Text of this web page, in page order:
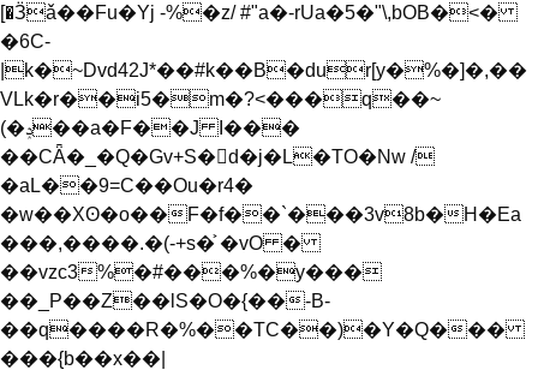
[�Ӟǎ��Fu�Yj -%�z/ #"a�-rUa�5�"\,bOB�<�
�6C-
|k�~Dvd42J*��#k��B�dur[y�%�]�,��
VLk�r��i5�m�?<���q��~
(�ݚ��a�F��J I���
��CǞ�_�Q�Gv+S�񙏊d�j�L�TO�Nw /
�aL��9=C��Ou�r4�
�w��Xʘ�o��F�f��`���3v8b�H�Ea
���,����.�(-+s�͐ �vO �
��vzc3%�#���%�y���
��_P��Z��lS�O�{��-B-
��q����R�%��TC��)�Y�Q���
���{b��x��|